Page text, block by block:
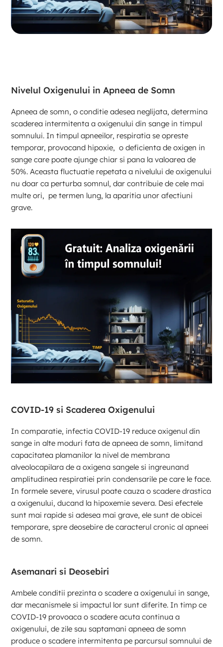
Nivelul Oxigenului in Apneea de Somn
Apneea de somn, o conditie adesea neglijata, determina
scaderea intermitenta a oxigenului din sange in timpul
somnului. In timpul apneeilor, respiratia se opreste
temporar, provocand hipoxie, o deficienta de oxigen in
sange care poate ajunge chiar si pana la valoarea de
50%. Aceasta fluctuatie repetata a nivelului de oxigenului
nu doar ca perturba somnul, dar contribuie de cele mai
multe ori, pe termen lung, la aparitia unor afectiuni
grave.
COVID-19 si Scaderea Oxigenului
In comparatie, infectia COVID-19 reduce oxigenul din
sange in alte moduri fata de apneea de somn, limitand
capacitatea plamanilor la nivel de membrana
alveolocapilara de a oxigena sangele si ingreunand
amplitudinea respiratiei prin condensarile pe care le face.
In formele severe, virusul poate cauza o scadere drastica
a oxigenului, ducand la hipoxemie severa. Desi efectele
sunt mai rapide si adesea mai grave, ele sunt de obicei
temporare, spre deosebire de caracterul cronic al apneei
de somn.
Asemanari si Deosebiri
Ambele conditii prezinta o scadere a oxigenului in sange,
dar mecanismele si impactul lor sunt diferite. In timp ce
COVID-19 provoaca o scadere acuta continua a
oxigenului, de zile sau saptamani apneea de somn
produce o scadere intermitenta pe parcursul somnului de